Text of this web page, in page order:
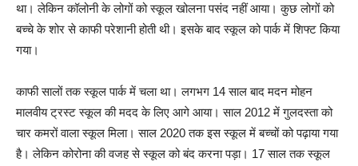
था। लेकिन कॉलोनी के लोगों को स्कूल खोलना पसंद नहीं आया। कुछ लोगों को
बच्चे के शोर से काफी परेशानी होती थी। इसके बाद स्कूल को पार्क में शिफ्ट किया
गया।
काफी सालों तक स्कूल पार्क में चला था। लगभग 14 साल बाद मदन मोहन
मालवीय ट्रस्ट स्कूल की मदद के लिए आगे आया। साल 2012 में गुलदस्ता को
चार कमरों वाला स्कूल मिला। साल 2020 तक इस स्कूल में बच्चों को पढ़ाया गया
है। लेकिन कोरोना की वजह से स्कूल को बंद करना पड़ा। 17 साल तक स्कूल